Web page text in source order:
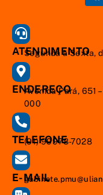
ATENDIMENTO
Segunda à Sexta,
ENDEREÇO
Avenida Pará, 651
000
TELEFONE
(91) 99978-7028
E-MAIL